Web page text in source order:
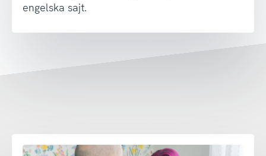
engelska sajt.